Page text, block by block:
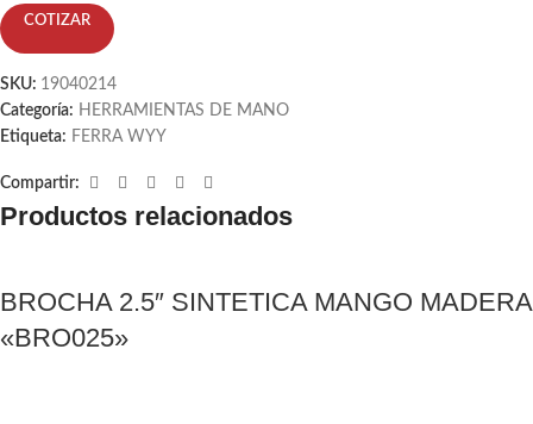
COTIZAR
SKU: 19040214
Categoría: HERRAMIENTAS DE MANO
Etiqueta: FERRA WYY
Compartir:
Productos relacionados
BROCHA 2.5″ SINTETICA MANGO MADERA
«BRO025»